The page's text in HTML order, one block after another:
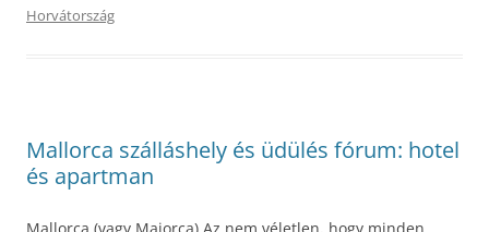
Horvátország
Mallorca szálláshely és üdülés fórum: hotel
és apartman